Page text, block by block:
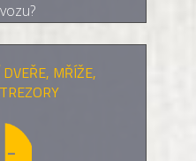
MŘÍŽE,